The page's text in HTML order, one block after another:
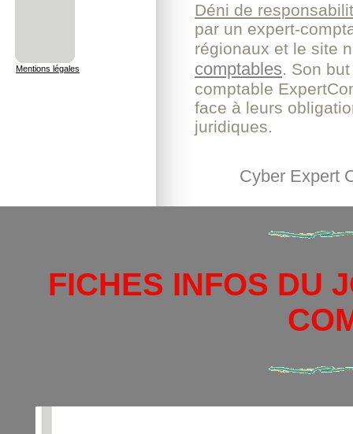
Mentions légales
Déni de
par un expert-
régionaux et le site
comptables. Son
comptable
face à leurs
juridiques.
Cyber Expert
FICHES INFOS DU